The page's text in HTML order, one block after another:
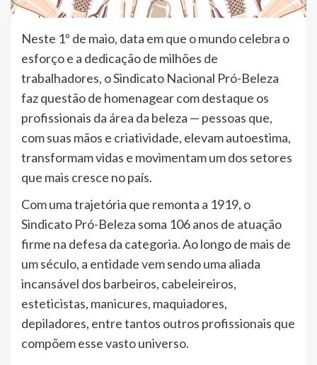
Neste 1º de maio, data em que o mundo celebra o
esforço e a dedicação de milhões de
trabalhadores, o Sindicato Nacional Pró-Beleza
faz questão de homenagear com destaque os
profissionais da área da beleza — pessoas que,
com suas mãos e criatividade, elevam autoestima,
transformam vidas e movimentam um dos setores
que mais cresce no país.
Com uma trajetória que remonta a 1919, o
Sindicato Pró-Beleza soma 106 anos de atuação
firme na defesa da categoria. Ao longo de mais de
um século, a entidade vem sendo uma aliada
incansável dos barbeiros, cabeleireiros,
esteticistas, manicures, maquiadores,
depiladores, entre tantos outros profissionais que
compõem esse vasto universo.